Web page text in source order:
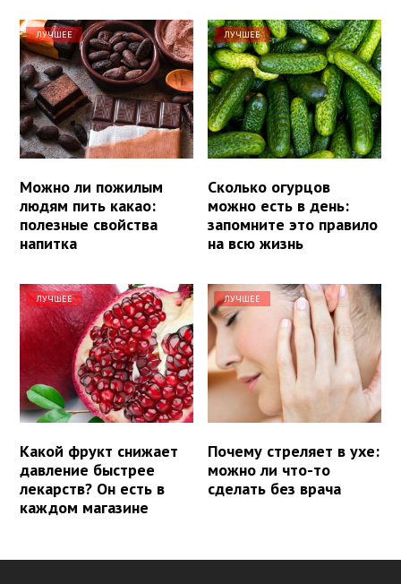
ЛУЧШЕЕ
Можно ли пожилым
людям пить какао:
полезные свойства
напитка
ЛУЧШЕЕ
Сколько огурцов
можно есть в день:
запомните это правило
на всю жизнь
ЛУЧШЕЕ
Какой фрукт снижает
давление быстрее
лекарств? Он есть в
каждом магазине
ЛУЧШЕЕ
Почему стреляет в ухе:
можно ли что-то
сделать без врача